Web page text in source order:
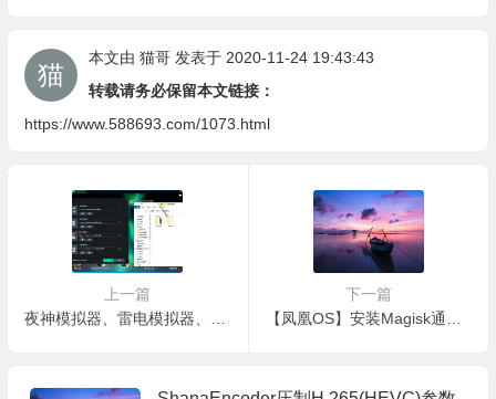
本文由 猫哥发表于 2020-11-24 19:43:43
转载请务必保留本文链接：
https://www.588693.com/1073.html
上一篇
下一篇